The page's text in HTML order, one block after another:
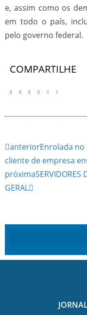
e, assim como os
em todo o país,
pelo governo federal.
COMPARTILHE
anteriorEnrolada
cliente de empresa
próximaSERVIDORES
GERAL